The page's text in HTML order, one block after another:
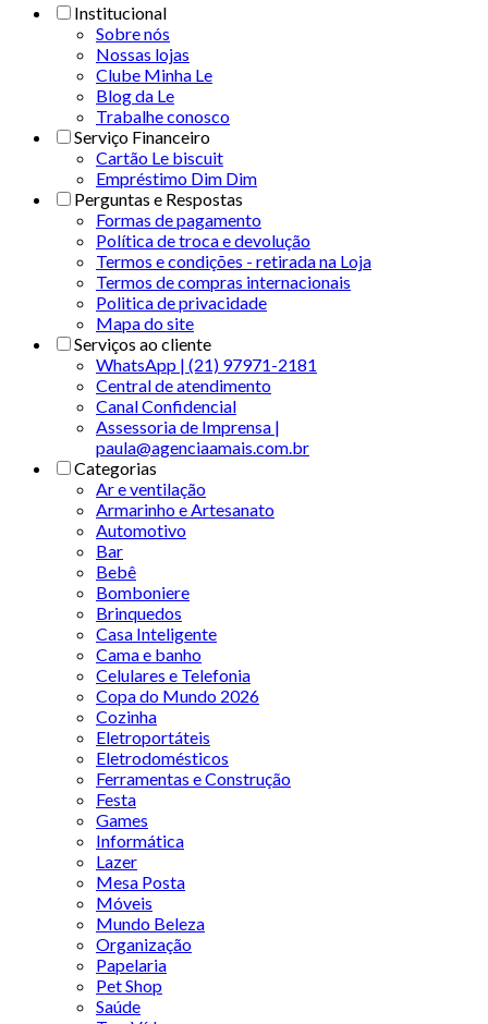
Institucional
Sobre nós
Nossas lojas
Clube Minha Le
Blog da Le
Trabalhe conosco
Serviço Financeiro
Cartão Le biscuit
Empréstimo Dim Dim
Perguntas e Respostas
Formas de pagamento
Política de troca e devolução
Termos e condições - retirada na Loja
Termos de compras internacionais
Politica de privacidade
Mapa do site
Serviços ao cliente
WhatsApp | (21) 97971-2181
Central de atendimento
Canal Confidencial
Assessoria de Imprensa |
paula@agenciaamais.com.br
Categorias
Ar e ventilação
Armarinho e Artesanato
Automotivo
Bar
Bebê
Bomboniere
Brinquedos
Casa Inteligente
Cama e banho
Celulares e Telefonia
Copa do Mundo 2026
Cozinha
Eletroportáteis
Eletrodomésticos
Ferramentas e Construção
Festa
Games
Informática
Lazer
Mesa Posta
Móveis
Mundo Beleza
Organização
Papelaria
Pet Shop
Saúde